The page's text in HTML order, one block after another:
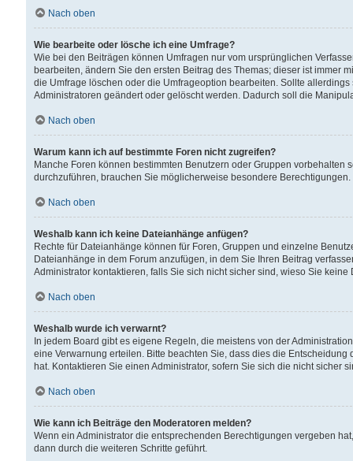
Nach oben
Wie bearbeite oder lösche ich eine Umfrage?
Wie bei den Beiträgen können Umfragen nur vom ursprünglichen
bearbeiten, ändern Sie den ersten Beitrag des Themas; dieser ist immer
die Umfrage löschen oder die Umfrageoption bearbeiten. Sollte
Administratoren geändert oder gelöscht werden. Dadurch soll die
Nach oben
Warum kann ich auf bestimmte Foren nicht zugreifen?
Manche Foren können bestimmten Benutzern oder Gruppen
durchzuführen, brauchen Sie möglicherweise besondere
Nach oben
Weshalb kann ich keine Dateianhänge anfügen?
Rechte für Dateianhänge können für Foren, Gruppen und einzelne
Dateianhänge in dem Forum anzufügen, in dem Sie Ihren Beitrag
Administrator kontaktieren, falls Sie sich nicht sicher sind, wieso Sie
Nach oben
Weshalb wurde ich verwarnt?
In jedem Board gibt es eigene Regeln, die meistens von der
eine Verwarnung erteilen. Bitte beachten Sie, dass dies die
hat. Kontaktieren Sie einen Administrator, sofern Sie sich die nicht sicher
Nach oben
Wie kann ich Beiträge den Moderatoren melden?
Wenn ein Administrator die entsprechenden Berechtigungen vergeben
dann durch die weiteren Schritte geführt.